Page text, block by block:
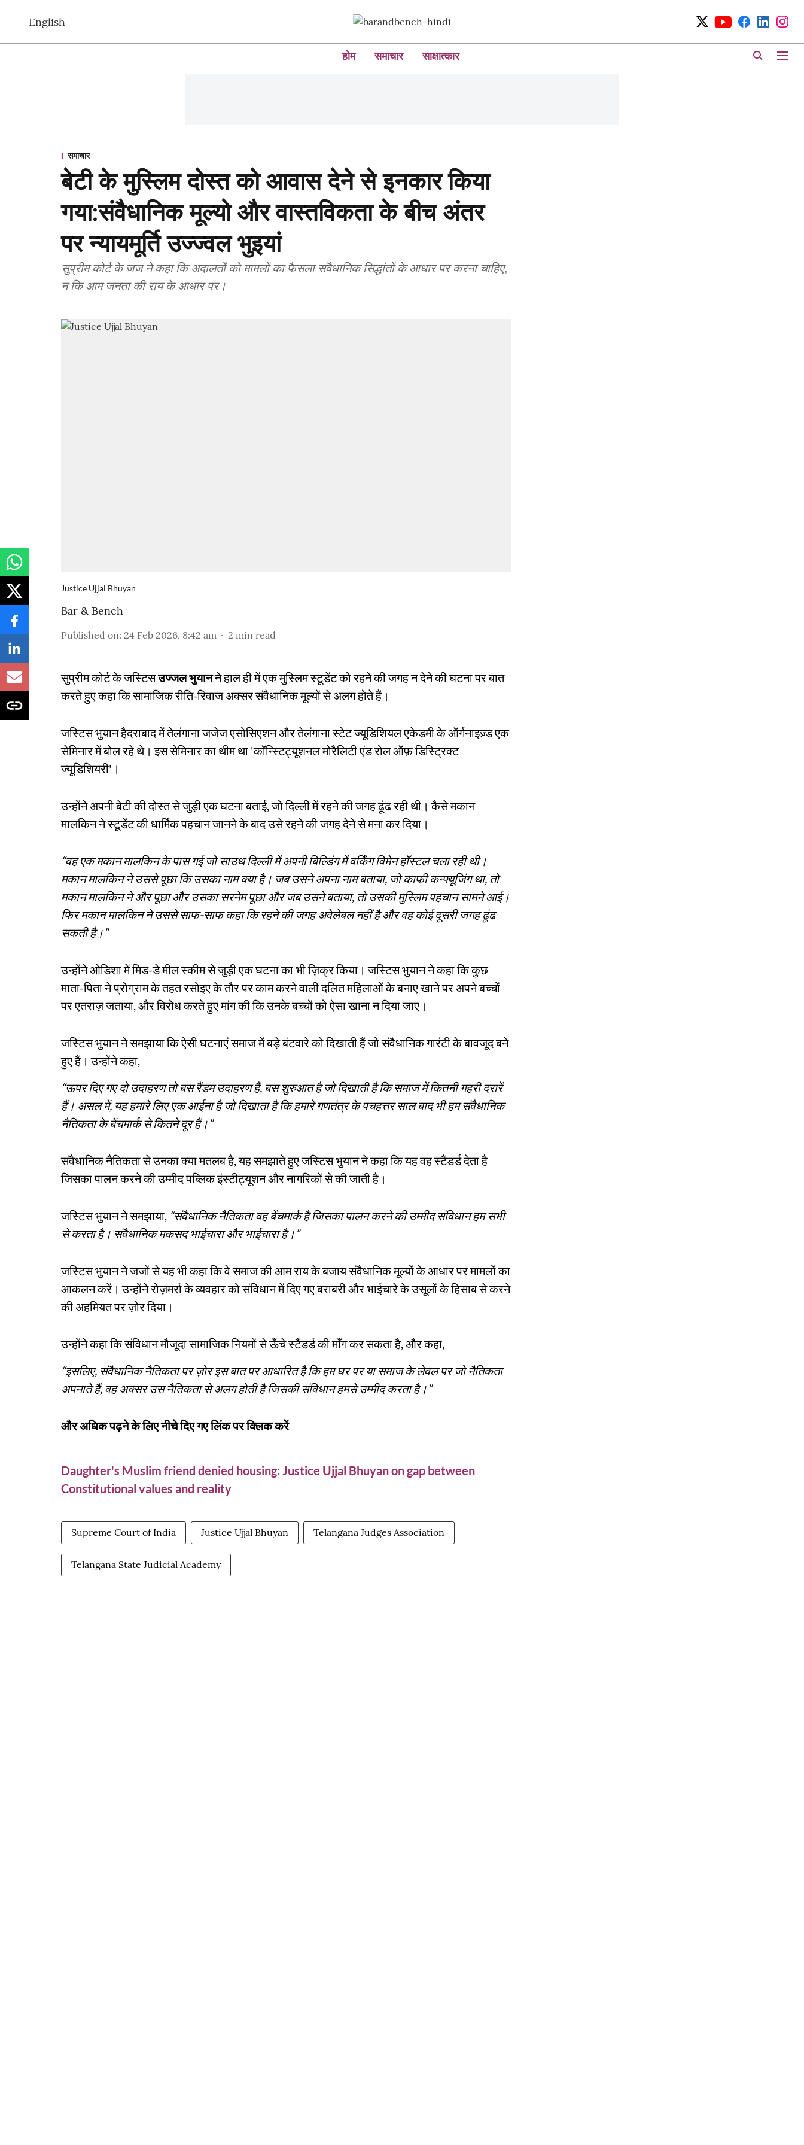
English
होम समाचार साक्षात्कार
समाचार
बेटी के मुस्लिम दोस्त को आवास देने से इनकार किया
गया:संवैधानिक मूल्यो और वास्तविकता के बीच अंतर
पर न्यायमूर्ति उज्ज्वल भुइयां
सुप्रीम कोर्ट के जज ने कहा कि अदालतों को मामलों का फैसला संवैधानिक सिद्धांतों के आधार पर करना चाहिए,
न कि आम जनता की राय के आधार पर।
Justice Ujjal Bhuyan
Bar & Bench
Published on: 24 Feb 2026, 8:42 am 2 min read
सुप्रीम कोर्ट के जस्टिसउज्जल भुयानने हाल ही में एक मुस्लिम स्टूडेंट को रहने की जगह न देने की घटना पर बात
करते हुए कहा कि सामाजिक रीति-रिवाज अक्सर संवैधानिक मूल्यों से अलग होते हैं।
जस्टिस भुयान हैदराबाद में तेलंगाना जजेज एसोसिएशन और तेलंगाना स्टेट ज्यूडिशियल एकेडमी के ऑर्गनाइज़्ड एक
सेमिनार में बोल रहे थे। इस सेमिनार का थीम था 'कॉन्स्टिट्यूशनल मोरैलिटी एंड रोल ऑफ़ डिस्ट्रिक्ट
ज्यूडिशियरी'।
उन्होंने अपनी बेटी की दोस्त से जुड़ी एक घटना बताई, जो दिल्ली में रहने की जगह ढूंढ रही थी। कैसे मकान
मालकिन ने स्टूडेंट की धार्मिक पहचान जानने के बाद उसे रहने की जगह देने से मना कर दिया।
“वह एक मकान मालकिन के पास गई जो साउथ दिल्ली में अपनी बिल्डिंग में वर्किंग विमेन हॉस्टल चला रही थी।
मकान मालकिन ने उससे पूछा कि उसका नाम क्या है। जब उसने अपना नाम बताया, जो काफी कन्फ्यूजिंग था, तो
मकान मालकिन ने और पूछा और उसका सरनेम पूछा और जब उसने बताया, तो उसकी मुस्लिम पहचान सामने आई।
फिर मकान मालकिन ने उससे साफ-साफ कहा कि रहने की जगह अवेलेबल नहीं है और वह कोई दूसरी जगह ढूंढ
सकती है।”
उन्होंने ओडिशा में मिड-डे मील स्कीम से जुड़ी एक घटना का भी ज़िक्र किया। जस्टिस भुयान ने कहा कि कुछ
माता-पिता ने प्रोग्राम के तहत रसोइए के तौर पर काम करने वाली दलित महिलाओं के बनाए खाने पर अपने बच्चों
पर एतराज़ जताया, और विरोध करते हुए मांग की कि उनके बच्चों को ऐसा खाना न दिया जाए।
जस्टिस भुयान ने समझाया कि ऐसी घटनाएं समाज में बड़े बंटवारे को दिखाती हैं जो संवैधानिक गारंटी के बावजूद बने
हुए हैं। उन्होंने कहा,
“ऊपर दिए गए दो उदाहरण तो बस रैंडम उदाहरण हैं, बस शुरुआत है जो दिखाती है कि समाज में कितनी गहरी दरारें
हैं। असल में, यह हमारे लिए एक आईना है जो दिखाता है कि हमारे गणतंत्र के पचहत्तर साल बाद भी हम संवैधानिक
नैतिकता के बेंचमार्क से कितने दूर हैं।”
संवैधानिक नैतिकता से उनका क्या मतलब है, यह समझाते हुए जस्टिस भुयान ने कहा कि यह वह स्टैंडर्ड देता है
जिसका पालन करने की उम्मीद पब्लिक इंस्टीट्यूशन और नागरिकों से की जाती है।
जस्टिस भुयान ने समझाया, “संवैधानिक नैतिकता वह बेंचमार्क है जिसका पालन करने की उम्मीद संविधान हम सभी
से करता है। संवैधानिक मकसद भाईचारा और भाईचारा है।”
जस्टिस भुयान ने जजों से यह भी कहा कि वे समाज की आम राय के बजाय संवैधानिक मूल्यों के आधार पर मामलों का
आकलन करें। उन्होंने रोज़मर्रा के व्यवहार को संविधान में दिए गए बराबरी और भाईचारे के उसूलों के हिसाब से करने
की अहमियत पर ज़ोर दिया।
उन्होंने कहा कि संविधान मौजूदा सामाजिक नियमों से ऊँचे स्टैंडर्ड की माँग कर सकता है, और कहा,
“इसलिए, संवैधानिक नैतिकता पर ज़ोर इस बात पर आधारित है कि हम घर पर या समाज के लेवल पर जो नैतिकता
अपनाते हैं, वह अक्सर उस नैतिकता से अलग होती है जिसकी संविधान हमसे उम्मीद करता है।”
और अधिक पढ़ने के लिए नीचे दिए गए लिंक पर क्लिक करें
Daughter's Muslim friend denied housing: Justice Ujjal Bhuyan on gap between
Constitutional values and reality
Supreme Court of India Justice Ujjal Bhuyan Telangana Judges Association
Telangana State Judicial Academy